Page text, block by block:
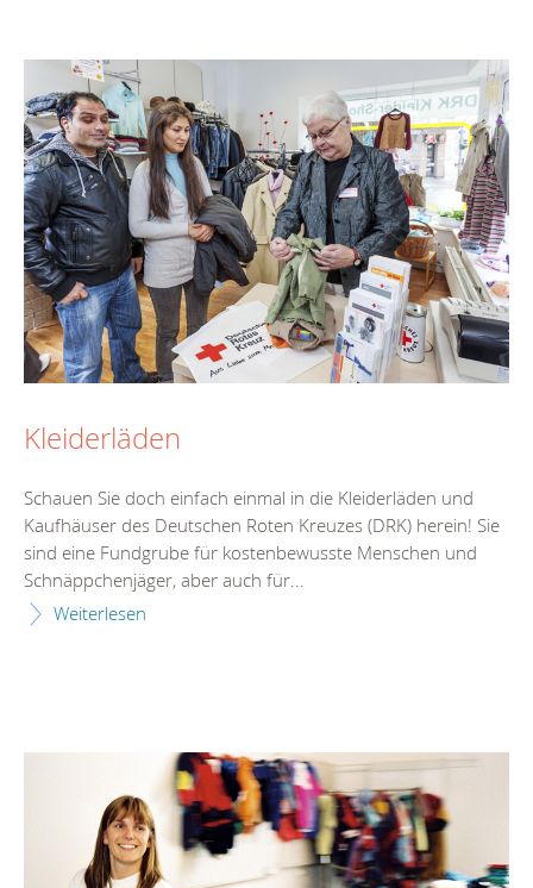
Kleiderläden
Schauen Sie doch einfach einmal in die Kleiderläden und
Kaufhäuser des Deutschen Roten Kreuzes (DRK) herein! Sie
sind eine Fundgrube für kostenbewusste Menschen und
Schnäppchenjäger, aber auch für...
Weiterlesen